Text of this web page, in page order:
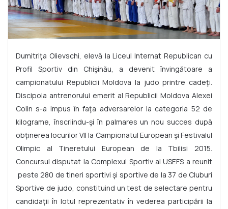
Dumitriţa Olievschi, elevă la Liceul Internat Republican cu
Profil Sportiv din Chişinău, a devenit învingătoare a
campionatului Republicii Moldova la judo printre cadeţi.
Discipola antrenorului emerit al Republicii Moldova Alexei
Colin s-a impus în faţa adversarelor la categoria 52 de
kilograme, înscriindu-şi în palmares un nou succes după
obţinerea locurilor VII la Campionatul European şi Festivalul
Olimpic al Tineretului European de la Tbilisi 2015.
Concursul disputat la Complexul Sportiv al USEFS a reunit
peste 280 de tineri sportivi şi sportive de la 37 de Cluburi
Sportive de judo, constituind un test de selectare pentru
candidaţii în lotul reprezentativ în vederea participării la